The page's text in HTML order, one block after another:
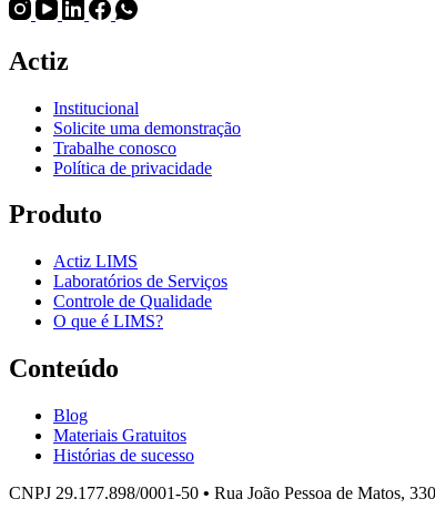
Actiz
Institucional
Solicite uma demonstração
Trabalhe conosco
Política de privacidade
Produto
Actiz LIMS
Laboratórios de Serviços
Controle de Qualidade
O que é LIMS?
Conteúdo
Blog
Materiais Gratuitos
Histórias de sucesso
CNPJ 29.177.898/0001-50 • Rua João Pessoa de Matos,